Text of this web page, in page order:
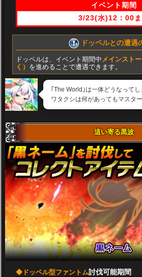
イベント期間
3/23(水)12：00
ドッペルとの遭遇
ドッペルは、イベント期間中 メインスト
く） を進めることで遭遇できます。
｢The World｣は一体どうなって
ワタクシは何があってもマスタ
這い寄る黒波
◆ドッペル型ファントム討伐可能期間